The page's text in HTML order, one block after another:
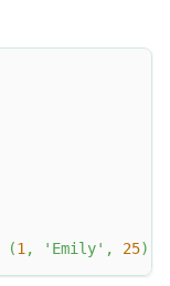
(1 , 'Emily' , 25)